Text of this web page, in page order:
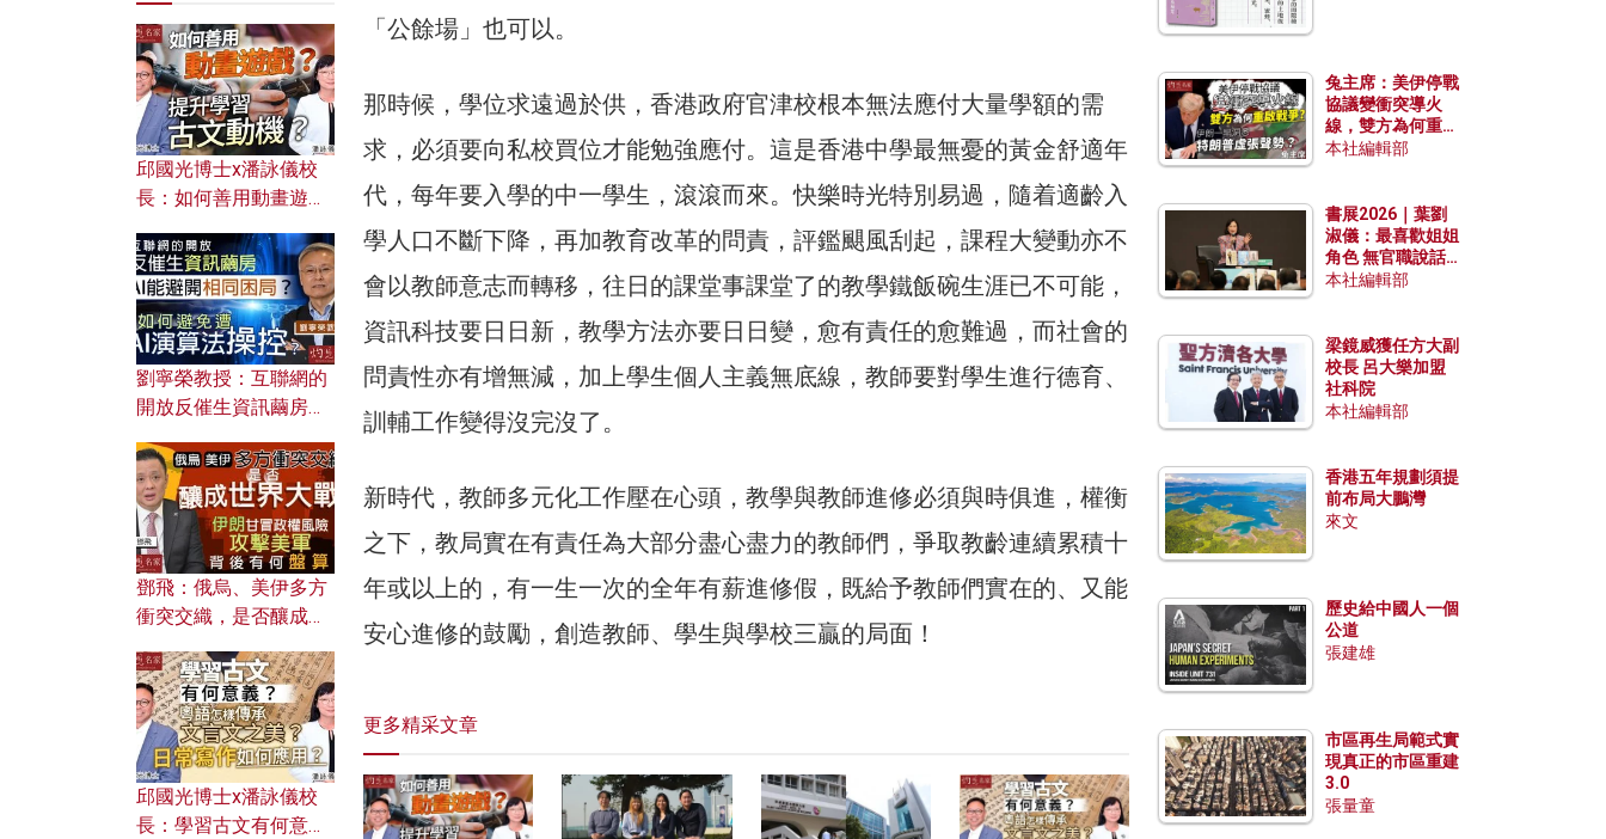
「公餘場」也可以。
那時候，學位求遠過於供，香港政府官津校根本無法應付大量學額的需
求，必須要向私校買位才能勉強應付。這是香港中學最無憂的黃金舒適年
代，每年要入學的中一學生，滾滾而來。快樂時光特別易過，隨着適齡入
學人口不斷下降，再加教育改革的問責，評鑑颶風刮起，課程大變動亦不
會以教師意志而轉移，往日的課堂事課堂了的教學鐵飯碗生涯已不可能，
資訊科技要日日新，教學方法亦要日日變，愈有責任的愈難過，而社會的
問責性亦有增無減，加上學生個人主義無底線，教師要對學生進行德育、
訓輔工作變得沒完沒了。
新時代，教師多元化工作壓在心頭，教學與教師進修必須與時俱進，權衡
之下，教局實在有責任為大部分盡心盡力的教師們，爭取教齡連續累積十
年或以上的，有一生一次的全年有薪進修假，既給予教師們實在的、又能
安心進修的鼓勵，創造教師、學生與學校三贏的局面！
更多精采文章
邱國光博士x潘詠儀校
長：如何善用動畫遊戲
劉寧榮教授：互聯網的
開放反催生資訊繭房，
何避免遭AI演算法操
控？
鄧飛：俄烏、美伊多方
衝突交織，是否釀成世
風險攻擊美軍，背後有
何盤算？
邱國光博士x潘詠儀校
長：學習古文有何意
兔主席：美伊停戰
協議變衝突導火
線，雙方為何重啟
戰爭？伊朗一早洞
本社編輯部
書展2026｜葉劉
淑儀：最喜歡姐姐
角色 無官職說話
包袱少
本社編輯部
梁鏡威獲任方大副
校長 呂大樂加盟
社科院
本社編輯部
香港五年規劃須提
前布局大鵬灣
來文
歷史給中國人一個
公道
張建雄
市區再生局範式實
現真正的市區重建
3.0
張量童